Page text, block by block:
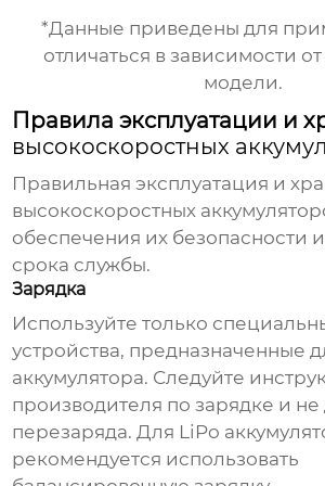
*Данные приведены для
отличаться в зависимости
модели.
Правила эксплуатации и
высокоскоростных
Правильная эксплуатация и
высокоскоростных
обеспечения их безопасности
срока службы.
Зарядка
Используйте только
устройства, предназначенные
аккумулятора. Следуйте
производителя по зарядке и не
перезаряда. Для LiPo
рекомендуется использовать